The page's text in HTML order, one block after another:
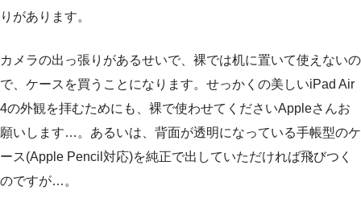
りがあります。
カメラの出っ張りがあるせいで、裸では机に置いて使えないの
で、ケースを買うことになります。せっかくの美しいiPad Air
4の外観を拝むためにも、裸で使わせてくださいAppleさんお
願いします…。あるいは、背面が透明になっている手帳型のケ
ース(Apple Pencil対応)を純正で出していただければ飛びつく
のですが…。